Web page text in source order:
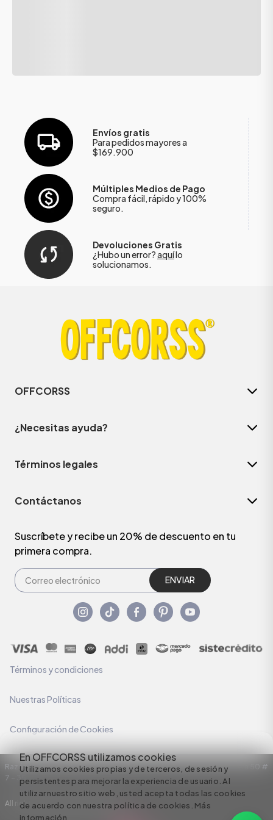
En OFFCORSS utilizamos cookies
Utilizamos cookies propias y de terceros, de sesión y
persistentes para mejorar la experiencia de usuario. Al
utilizar nuestro sitio web, usted acepta todas las cookies
de acuerdo con nuestra política de cookies. Más
información
Envíos gratis
Para pedidos mayores a
$169.900
Múltiples Medios de Pago
Compra fácil, rápido y 100%
seguro.
Devoluciones Gratis
¿Hubo un error?aquílo
solucionamos.
OFFCORSS
¿Necesitas ayuda?
Términos legales
Contáctanos
Suscríbete y recibe un 20% de descuento en tu
primera compra.
ENVIAR
Términos y condiciones
Nuestras Políticas
Configuración de Cookies
Razón Social: C.I HERMECO S.A. NIT: 890924167-6 Dirección: Carrera 50 #
7 – 35
All rights reserved empowered by